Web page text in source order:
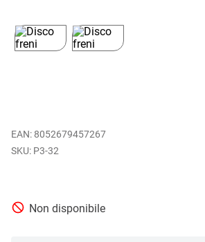
EAN: 8052679457267
P3-32
Non disponibile